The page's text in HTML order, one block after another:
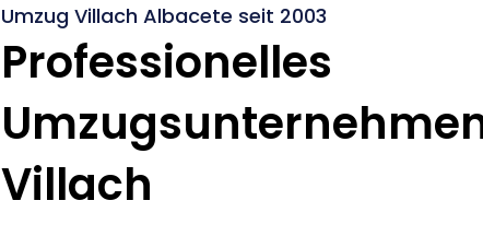
Umzug Villach Albacete seit 2003
Professionelles
Villach